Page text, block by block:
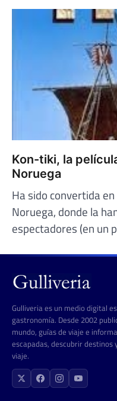
Kon-tiki, la
Noruega
Ha sido convertida
Noruega, donde la
espectadores (en un
Gulliveria es un medio digital
gastronomía. Desde 2002
mundo, guías de viaje e
escapadas, descubrir
viaje.